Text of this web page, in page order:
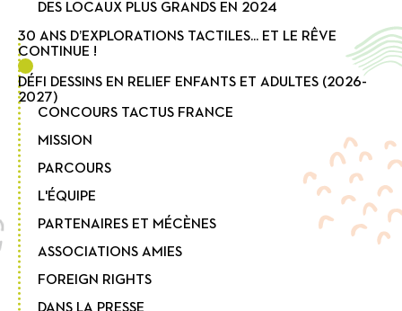
DES LOCAUX PLUS GRANDS EN 2024
30 ANS D’EXPLORATIONS TACTILES... ET LE RÊVE
CONTINUE !
DÉFI DESSINS EN RELIEF ENFANTS ET ADULTES (2026-
2027)
CONCOURS TACTUS FRANCE
MISSION
PARCOURS
L'ÉQUIPE
PARTENAIRES ET MÉCÈNES
ASSOCIATIONS AMIES
FOREIGN RIGHTS